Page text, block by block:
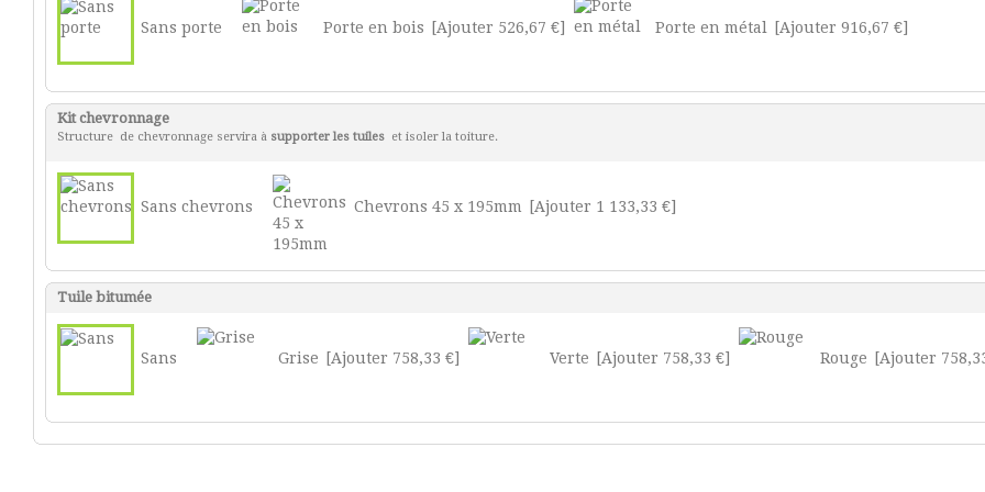
Sans porte Porte en bois [Ajouter 526,67 €] Porte en métal [Ajouter 916,67 €]
Kit chevronnage
Structure de chevronnage servira à supporter les tuiles et isoler la toiture.
Sans chevrons Chevrons 45 x 195mm [Ajouter 1 133,33 €]
Tuile bitumée
Sans Grise [Ajouter 758,33 €] Verte [Ajouter 758,33 €] Rouge [Ajouter